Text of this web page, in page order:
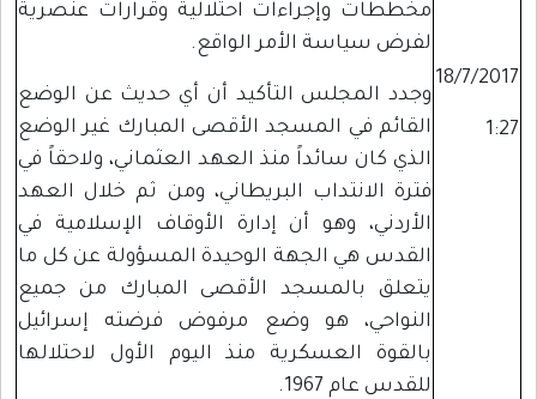
18/7/2017
1:27
مخططات وإجراءات احتلالية وقرارات عنصرية
لفرض سياسة الأمر الواقع.
وجدد المجلس التأكيد أن أي حديث عن الوضع
القائم في المسجد الأقصى المبارك غير الوضع
الذي كان سائداً منذ العهد العثماني، ولاحقاً في
فترة الانتداب البريطاني، ومن ثم خلال العهد
الأردني، وهو أن إدارة الأوقاف الإسلامية في
القدس هي الجهة الوحيدة المسؤولة عن كل ما
يتعلق بالمسجد الأقصى المبارك من جميع
النواحي، هو وضع مرفوض فرضته إسرائيل
بالقوة العسكرية منذ اليوم الأول لاحتلالها
للقدس عام 1967.